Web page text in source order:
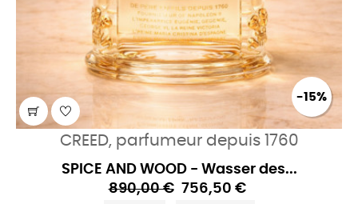
-15%
CREED, parfumeur depuis 1760
SPICE AND WOOD - Wasser des...
890,00 € 756,50 €